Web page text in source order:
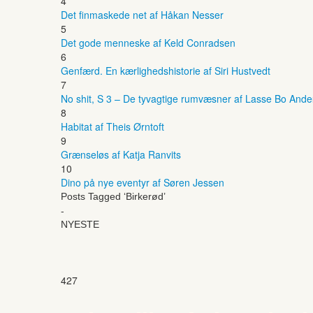
Det finmaskede net af Håkan Nesser
5
Det gode menneske af Keld Conradsen
6
Genfærd. En kærlighedshistorie af Siri Hustvedt
7
No shit, S 3 – De tyvagtige rumvæsner af Lasse Bo
8
Habitat af Theis Ørntoft
9
Grænseløs af Katja Ranvits
10
Dino på nye eventyr af Søren Jessen
Posts Tagged ‘Birkerød’
-
NYESTE
427